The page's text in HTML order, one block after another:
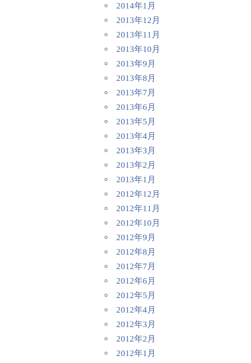
2014年1月
2013年12月
2013年11月
2013年10月
2013年9月
2013年8月
2013年7月
2013年6月
2013年5月
2013年4月
2013年3月
2013年2月
2013年1月
2012年12月
2012年11月
2012年10月
2012年9月
2012年8月
2012年7月
2012年6月
2012年5月
2012年4月
2012年3月
2012年2月
2012年1月